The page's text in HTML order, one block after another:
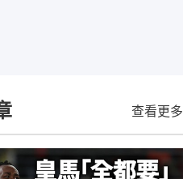
查看更多